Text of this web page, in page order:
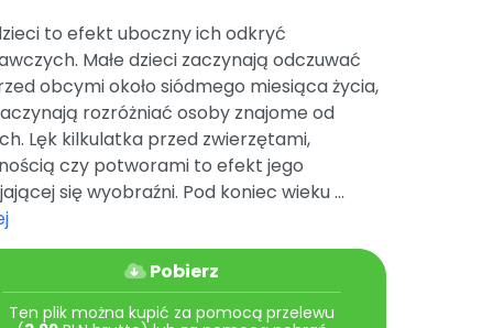
Archiwalne numery
Pomoc
Promocje
czerwca 2024 r. uzyskała
r. Nr decyzji:
Online.to efekt uboczny ich odkryć
Małe dzieci zaczynają odczuwać
obcymi około siódmego miesiąca życia,
rozróżniać osoby znajome od
Lęk kilkulatka przed zwierzętami,
czy potworami to efekt jego
się wyobraźni. Pod koniec wieku ...
Pobierz
Ten plik można kupić za pomocą przelewu